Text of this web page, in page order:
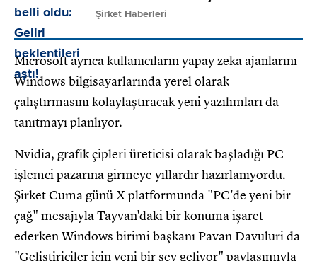
Şirket Haberleri
Microsoft ayrıca kullanıcıların yapay zeka ajanlarını
Windows bilgisayarlarında yerel olarak
çalıştırmasını kolaylaştıracak yeni yazılımları da
tanıtmayı planlıyor.
Nvidia, grafik çipleri üreticisi olarak başladığı PC
işlemci pazarına girmeye yıllardır hazırlanıyordu.
Şirket Cuma günü X platformunda "PC'de yeni bir
çağ" mesajıyla Tayvan'daki bir konuma işaret
ederken Windows birimi başkanı Pavan Davuluri da
"Geliştiriciler için yeni bir şey geliyor" paylaşımıyla